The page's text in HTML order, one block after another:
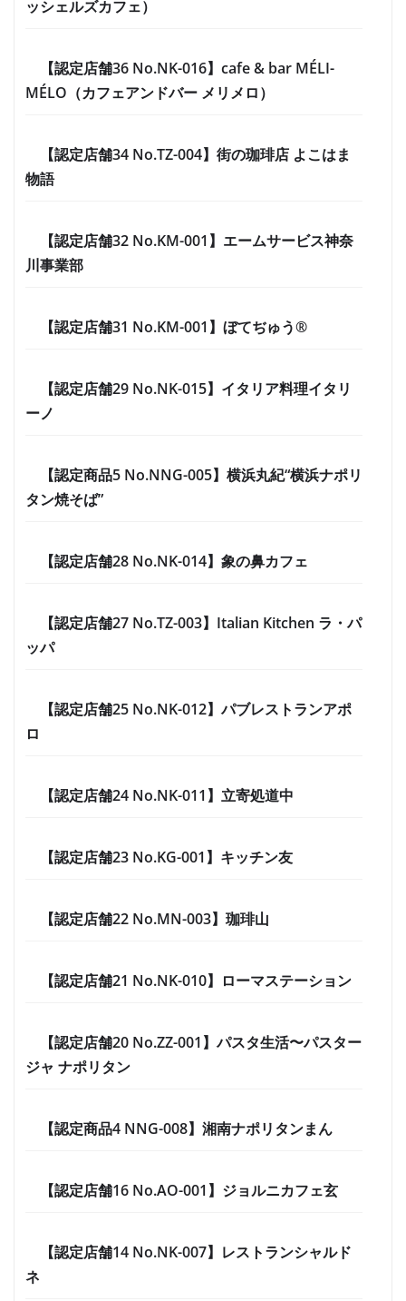
ッシェルズカフェ）
【認定店舗36 No.NK-016】cafe & bar MÉLI-
MÉLO（カフェアンドバー メリメロ）
【認定店舗34 No.TZ-004】街の珈琲店 よこはま
物語
【認定店舗32 No.KM-001】エームサービス神奈
川事業部
【認定店舗31 No.KM-001】ぼてぢゅう®
【認定店舗29 No.NK-015】イタリア料理イタリ
ーノ
【認定商品5 No.NNG-005】横浜丸紀“横浜ナポリ
タン焼そば”
【認定店舗28 No.NK-014】象の鼻カフェ
【認定店舗27 No.TZ-003】Italian Kitchen ラ・パ
ッパ
【認定店舗25 No.NK-012】パブレストランアポ
ロ
【認定店舗24 No.NK-011】立寄処道中
【認定店舗23 No.KG-001】キッチン友
【認定店舗22 No.MN-003】珈琲山
【認定店舗21 No.NK-010】ローマステーション
【認定店舗20 No.ZZ-001】パスタ生活〜パスター
ジャ ナポリタン
【認定商品4 NNG-008】湘南ナポリタンまん
【認定店舗16 No.AO-001】ジョルニカフェ玄
【認定店舗14 No.NK-007】レストランシャルド
ネ